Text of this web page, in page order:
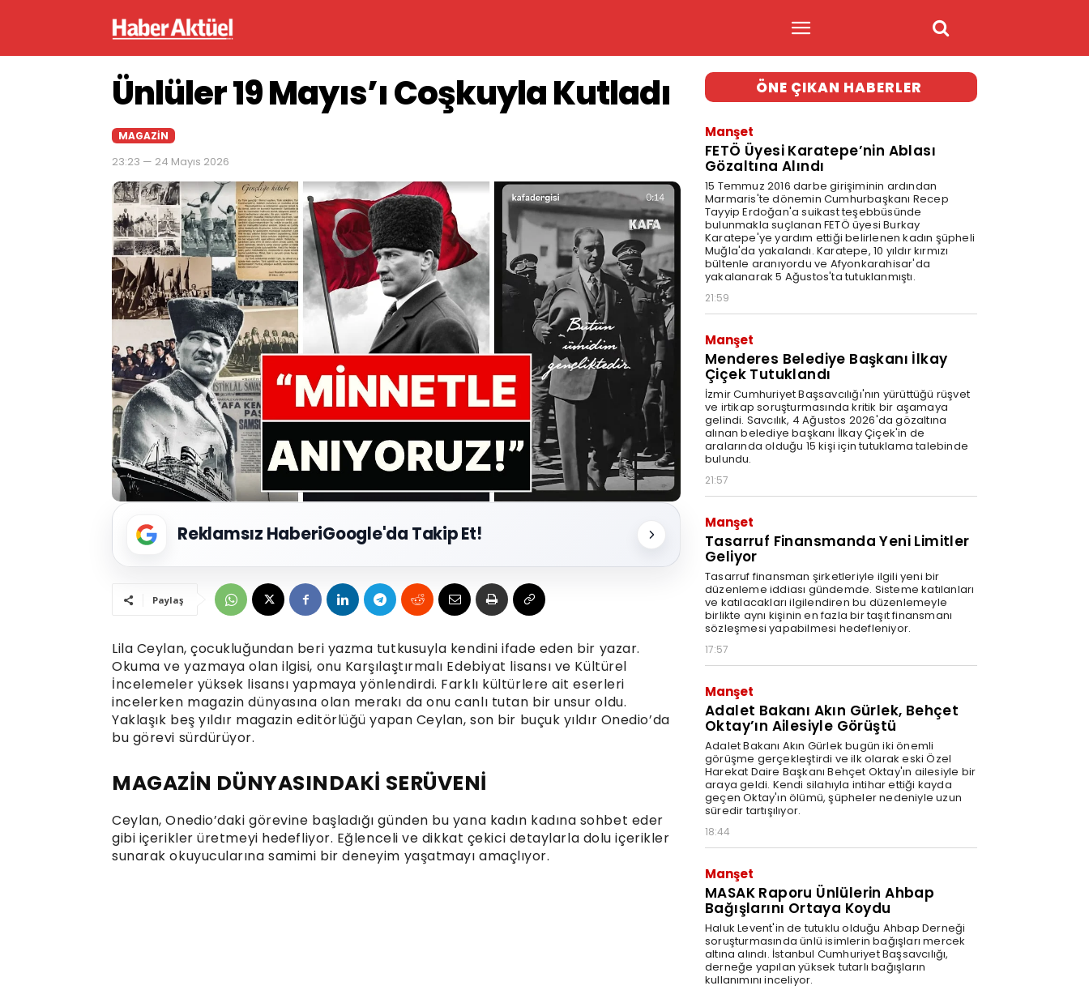
Ünlüler 19 Mayıs’ı Coşkuyla Kutladı
MAGAZIN
23:23 — 24 Mayıs 2026
Reklamsız HaberiGoogle'da Takip Et!
Paylaş
Lila Ceylan, çocukluğundan beri yazma tutkusuyla kendini ifade eden bir yazar.
Okuma ve yazmaya olan ilgisi, onu Karşılaştırmalı Edebiyat lisansı ve Kültürel
İncelemeler yüksek lisansı yapmaya yönlendirdi. Farklı kültürlere ait eserleri
incelerken magazin dünyasına olan merakı da onu canlı tutan bir unsur oldu.
Yaklaşık beş yıldır magazin editörlüğü yapan Ceylan, son bir buçuk yıldır Onedio’da
bu görevi sürdürüyor.
MAGAZİN DÜNYASINDAKİ SERÜVENİ
Ceylan, Onedio’daki görevine başladığı günden bu yana kadın kadına sohbet eder
gibi içerikler üretmeyi hedefliyor. Eğlenceli ve dikkat çekici detaylarla dolu içerikler
sunarak okuyucularına samimi bir deneyim yaşatmayı amaçlıyor.
ÖNE ÇIKAN HABERLER
Manşet
FETÖ Üyesi Karatepe’nin Ablası
Gözaltına Alındı
15 Temmuz 2016 darbe girişiminin ardından
Marmaris'te dönemin Cumhurbaşkanı Recep
Tayyip Erdoğan'a suikast teşebbüsünde
bulunmakla suçlanan FETÖ üyesi Burkay
Karatepe'ye yardım ettiği belirlenen kadın şüpheli
Muğla'da yakalandı. Karatepe, 10 yıldır kırmızı
bültenle aranıyordu ve Afyonkarahisar'da
yakalanarak 5 Ağustos'ta tutuklanmıştı.
21:59
Manşet
Menderes Belediye Başkanı İlkay
Çiçek Tutuklandı
İzmir Cumhuriyet Başsavcılığı'nın yürüttüğü rüşvet
ve irtikap soruşturmasında kritik bir aşamaya
gelindi. Savcılık, 4 Ağustos 2026'da gözaltına
alınan belediye başkanı İlkay Çiçek'in de
aralarında olduğu 15 kişi için tutuklama talebinde
bulundu.
21:57
Manşet
Tasarruf Finansmanda Yeni Limitler
Geliyor
Tasarruf finansman şirketleriyle ilgili yeni bir
düzenleme iddiası gündemde. Sisteme katılanları
ve katılacakları ilgilendiren bu düzenlemeyle
birlikte aynı kişinin en fazla bir taşıt finansmanı
sözleşmesi yapabilmesi hedefleniyor.
17:57
Manşet
Adalet Bakanı Akın Gürlek, Behçet
Oktay’ın Ailesiyle Görüştü
Adalet Bakanı Akın Gürlek bugün iki önemli
görüşme gerçekleştirdi ve ilk olarak eski Özel
Harekat Daire Başkanı Behçet Oktay'ın ailesiyle bir
araya geldi. Kendi silahıyla intihar ettiği kayda
geçen Oktay'ın ölümü, şüpheler nedeniyle uzun
süredir tartışılıyor.
18:44
Manşet
MASAK Raporu Ünlülerin Ahbap
Bağışlarını Ortaya Koydu
Haluk Levent'in de tutuklu olduğu Ahbap Derneği
soruşturmasında ünlü isimlerin bağışları mercek
altına alındı. İstanbul Cumhuriyet Başsavcılığı,
derneğe yapılan yüksek tutarlı bağışların
kullanımını inceliyor.